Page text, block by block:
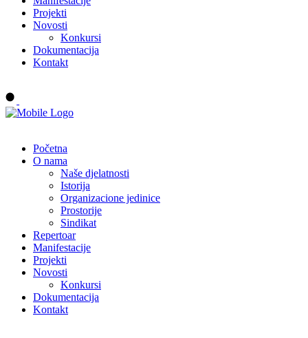
Projekti
Novosti
Konkursi
Dokumentacija
Kontakt
Početna
O nama
Naše djelatnosti
Istorija
Organizacione jedinice
Prostorije
Sindikat
Repertoar
Manifestacije
Projekti
Novosti
Konkursi
Dokumentacija
Kontakt